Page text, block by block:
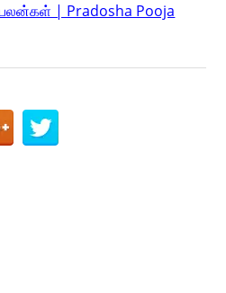
பலன்கள் | Pradosha Pooja